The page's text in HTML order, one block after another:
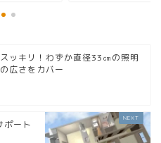
ッキリ！わずか直径33㎝の照明
広さをカバー
ート